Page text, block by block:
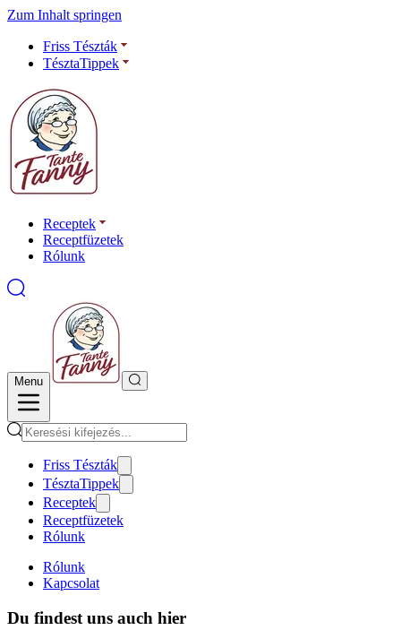
Zum Inhalt springen
Friss Tészták
TésztaTippek
Receptek
Receptfüzetek
Rólunk
Menu
Friss Tészták
TésztaTippek
Receptek
Receptfüzetek
Rólunk
Rólunk
Kapcsolat
Du findest uns auch hier